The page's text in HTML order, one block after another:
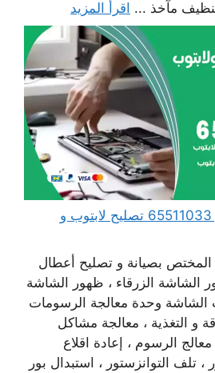
مآخذ ... اقرأ المزيد
مهندس كمبيوتر الزور 65511033 تصليح لابتوب و
المختص بصيانة و تصليح أعطال
الشاشة الزرقاء ، ظهور الشاشة
الشاشة وحدة معالجة الرسومات
و التغذية ، معالجة مشاكل
الرسوم ، إعادة اقلاع
تلف التوانزستور ، استبدال بور